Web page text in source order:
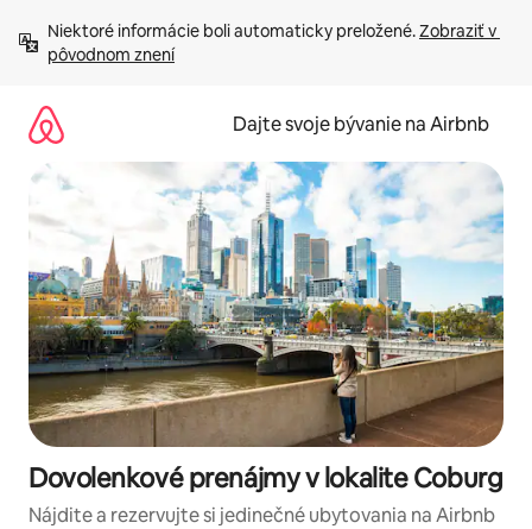
obsah.
Niektoré informácie boli automaticky preložené. Zobraziť v
pôvodnom znení
Dajte svoje bývanie na Airbnb
Dovolenkové prenájmy v lokalite Coburg
Nájdite a rezervujte si jedinečné ubytovania na Airbnb